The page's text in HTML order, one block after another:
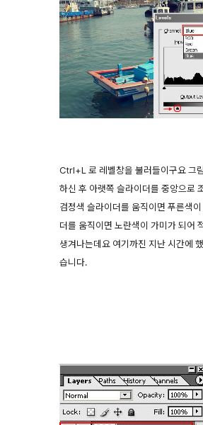
Ctrl+L 로 레벨창을 불러들이구요 그
하신 후 아랫쪽 슬라이더를 중앙으로
검정색 슬라이더를 움직이면 푸른색
더를 움직이면 노란색이 가미가 되어
생겨나는데요 여기까진 지난 시간에
습니다.